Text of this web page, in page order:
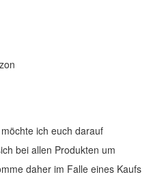
ich euch darauf
bei allen Produkten um
daher im Falle eines Kaufs